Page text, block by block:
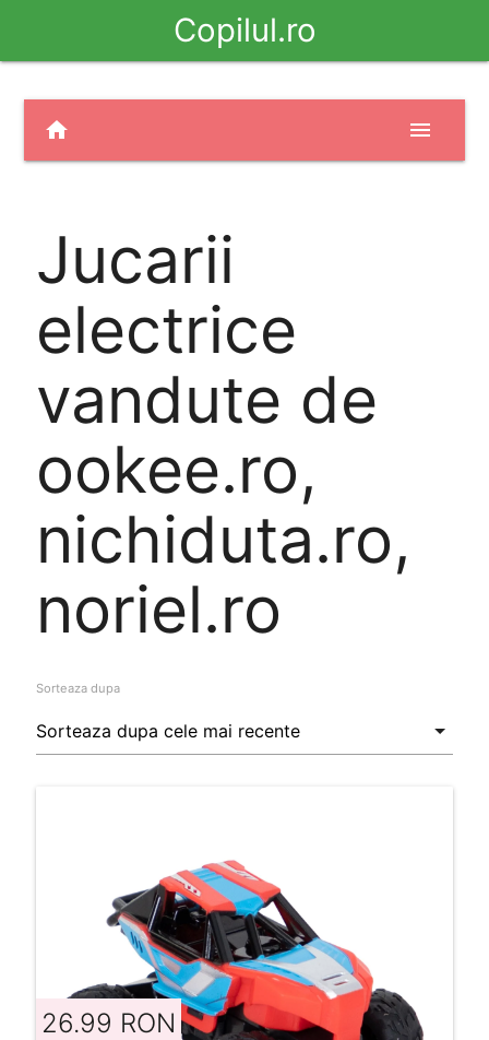
Copilul.ro
home menu
Jucarii
electrice
vandute de
ookee.ro,
nichiduta.ro,
noriel.ro
Sorteaza dupa
26.99 RON